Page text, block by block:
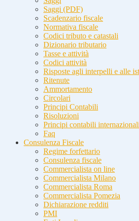
Saggi (PDF)
Scadenzario fiscale
Normativa fiscale
Codici tributo e catastali
Dizionario tributario
Tasse e attività
Codici attività
Risposte agli interpelli e alle
Ritenute
Ammortamento
Circolari
Principi Contabili
Risoluzioni
Principi contabili internazionali
Faq
Consulenza Fiscale
Regime forfettario
Consulenza fiscale
Commercialista on line
Commercialista Milano
Commercialista Roma
Commercialista Pomezia
Dichiarazione redditi
PMI